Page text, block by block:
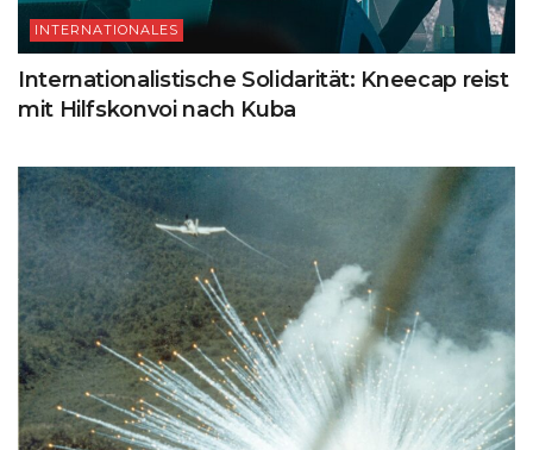
INTERNATIONALES
Internationalistische Solidarität: Kneecap reist
mit Hilfskonvoi nach Kuba